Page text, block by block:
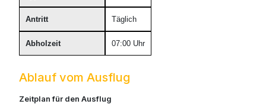
Antritt
Abholzeit
Täglich
07:00 Uhr
Ablauf vom Ausflug
Zeitplan für den Ausflug